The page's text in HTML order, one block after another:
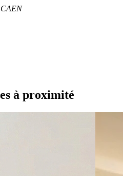
à proximité